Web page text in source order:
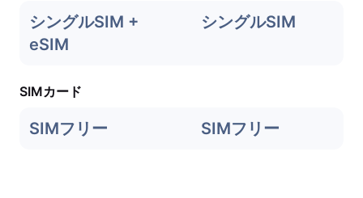
シングルSIM +
eSIM
シングルSIM
SIMカード
SIMフリー SIMフリー